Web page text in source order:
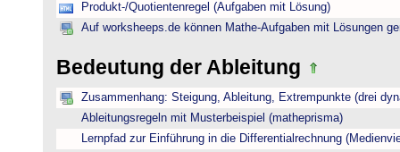
Produkt-/Quotientenregel (Aufgaben mit Lösung)
Auf worksheeps.de können Mathe-Aufgaben mit Lösungen
Bedeutung der Ableitung
Zusammenhang: Steigung, Ableitung, Extrempunkte (drei
Ableitungsregeln mit Musterbeispiel (matheprisma)
Lernpfad zur Einführung in die Differentialrechnung